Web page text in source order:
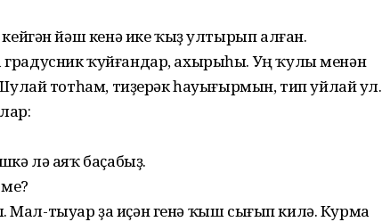
йәш кенә ике ҡыҙ ултырып алған.
ҡуйғандар, ахырыһы. Уң ҡулы менән
тотһам, тиҙерәк һауығырмын, тип уйлай ул.
лә аяҡ баҫабыҙ.
Мал-тыуар ҙа иҫән генә ҡыш сығып килә. Курма